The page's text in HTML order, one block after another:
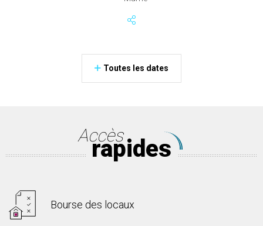
Toutes les dates
Accès
rapides
Bourse des locaux